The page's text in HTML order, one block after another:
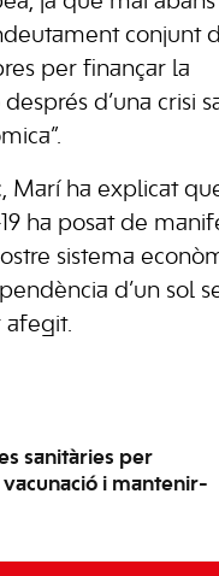
conjunt
per finançar la
d’una crisi
Marí ha explicat
ha posat de
sistema
d’un sol
afegit.
sanitàries per
i mantenir-